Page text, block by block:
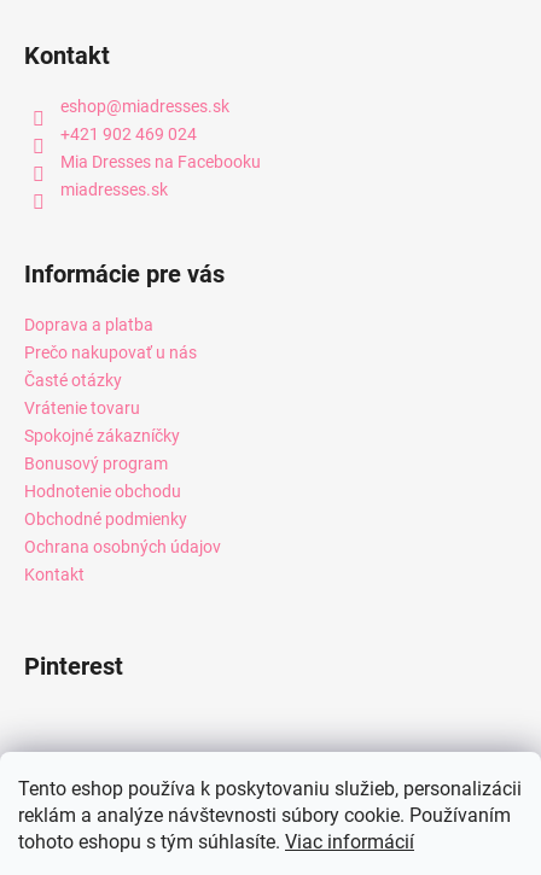
Tento eshop používa k poskytovaniu služieb, personalizácii
reklám a analýze návštevnosti súbory cookie. Používaním
tohoto eshopu s tým súhlasíte. Viac informácií
Kontakt
eshop@miadresses.sk
+421 902 469 024
Mia Dresses na Facebooku
miadresses.sk
Informácie pre vás
Doprava a platba
Prečo nakupovať u nás
Časté otázky
Vrátenie tovaru
Spokojné zákazníčky
Bonusový program
Hodnotenie obchodu
Obchodné podmienky
Ochrana osobných údajov
Kontakt
Pinterest
Instagram